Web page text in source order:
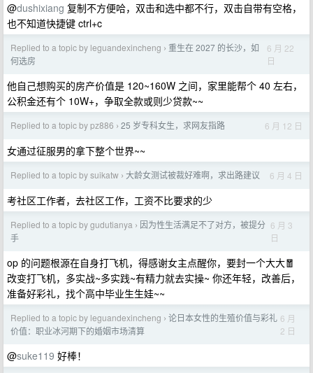
@dushixiang 复制不方便哈，双击和选中都不行，双击自带有空格，
也不知道快捷键 ctrl+c
Replied to a topic by leguandexincheng › 重生在 2027 的长沙，如
何选房
6 月 22
日
他自己想购买的房产价值是 120~160W 之间，家里能帮个 40 左右，
公积金还有个 10W+，争取全款或则少贷款~~
Replied to a topic by pz886 › 25 岁专科女生，求网友指路 6 月 12 日
女通过征服男的拿下整个世界~~
Replied to a topic by suikatw › 大龄女测试被裁好难啊，求出路建议 6 月 4 日
考社区工作者，去社区工作，工资不比要求的少
Replied to a topic by gudutianya › 因为性生活满足不了对方，被提分
手
6 月 3
日
op 的问题根源在自身打飞机，得感谢女主点醒你，要封一个大大🧧
改变打飞机，多实战~多实践~有精力就去实操~ 你还年轻，改善后，
准备好彩礼，找个高中毕业生生娃~~
Replied to a topic by leguandexincheng › 论日本女性的生殖价值与彩礼
价值：职业冰河期下的婚姻市场清算
6 月
2 日
@suke119 好棒！